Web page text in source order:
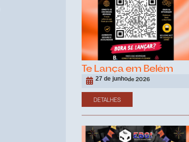
Te Lança em Belém
27 de junhode 2026
DETALHES